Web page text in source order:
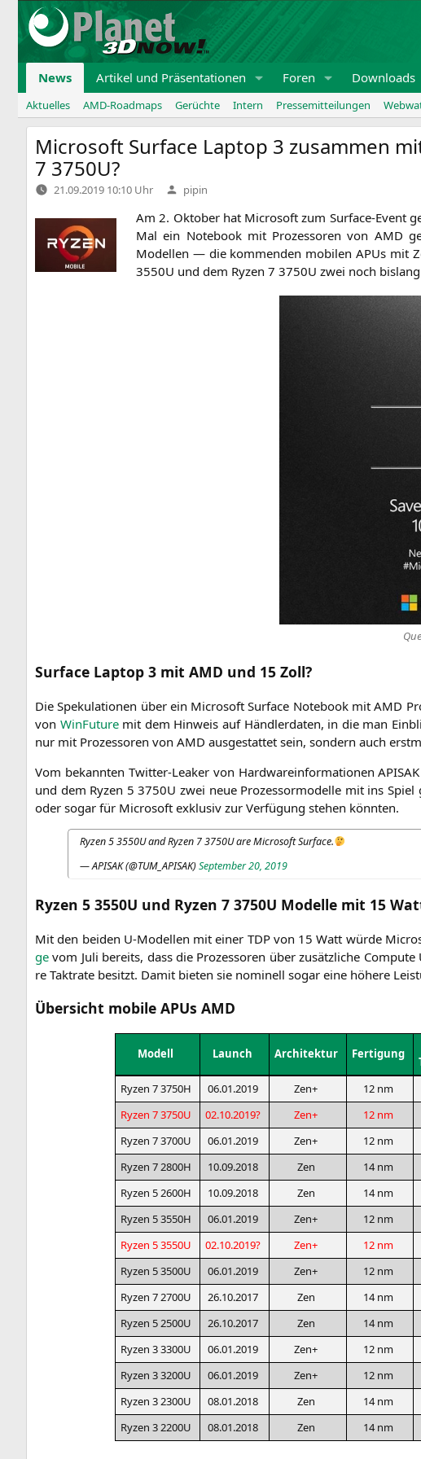
Zum
Inhalt
springen
News Artikel und Präsentationen Foren Downloads
Aktuelles AMD-Roadmaps Gerüchte Intern Pressemitteilungen
Microsoft Surface Laptop 3 zusammen
7 3750U?
21.09.2019 10:10 Uhr Verfasst
von
pipin
Am 2. Okto­ber hat Micro­soft zum Sur­face-Event
Mal ein Note­book mit Pro­zes­so­ren von AMD
Modellen — die kom­men­den mobi­len APUs mit
3550U und dem Ryzen 7 3750U zwei noch
Surface Laptop 3 mit AMD und 15 Zoll?
Die Spe­ku­la­tio­nen über ein Micro­soft Sur­face Note­book mitAMD
von Win­Fu­turemit dem Hin­weis auf Händ­ler­da­ten, in die man
nur mit Pro­zes­so­ren von AMD aus­ge­stat­tet sein, son­dern auch
Vom bekann­ten Twit­ter-Lea­k­er von Hard­ware­infor­ma­tio­nenAPISAK
und dem Ryzen 53750U zwei neue Pro­zes­sor­mo­del­le mit ins
oder sogar für Micro­soft exklu­siv zur Ver­fü­gung ste­hen könnten.
Ryzen 53550Uand Ryzen 73750Uare Micro­soft Surface.
—APISAK(@TUM_APISAK) Sep­tem­ber 20, 2019
Ryzen 5 3550U und Ryzen 7 3750U Modelle mit 15
Mit den bei­den U‑Modellen mit einer TDPvon 15 Watt wür­de
ge vom Juli bereits, dass die Pro­zes­so­ren über zusätz­li­che
re Takt­ra­te besitzt. Damit bie­ten sie nomi­nell sogar eine höhe­re
Übersicht mobile APUs AMD
Modell Launch Archi­tek­tur Fer­ti­gung
Ryzen 73750H 06.01.2019 Zen+ 12 nm
Ryzen 73750U 02.10.2019? Zen+ 12 nm
Ryzen 73700U 06.01.2019 Zen+ 12 nm
Ryzen 72800H 10.09.2018 Zen 14 nm
Ryzen 52600H 10.09.2018 Zen 14 nm
Ryzen 53550H 06.01.2019 Zen+ 12 nm
Ryzen 53550U 02.10.2019? Zen+ 12 nm
Ryzen 53500U 06.01.2019 Zen+ 12 nm
Ryzen 72700U 26.10.2017 Zen 14 nm
Ryzen 52500U 26.10.2017 Zen 14 nm
Ryzen 33300U 06.01.2019 Zen+ 12 nm
Ryzen 33200U 06.01.2019 Zen+ 12 nm
Ryzen 32300U 08.01.2018 Zen 14 nm
Ryzen 32200U 08.01.2018 Zen 14 nm